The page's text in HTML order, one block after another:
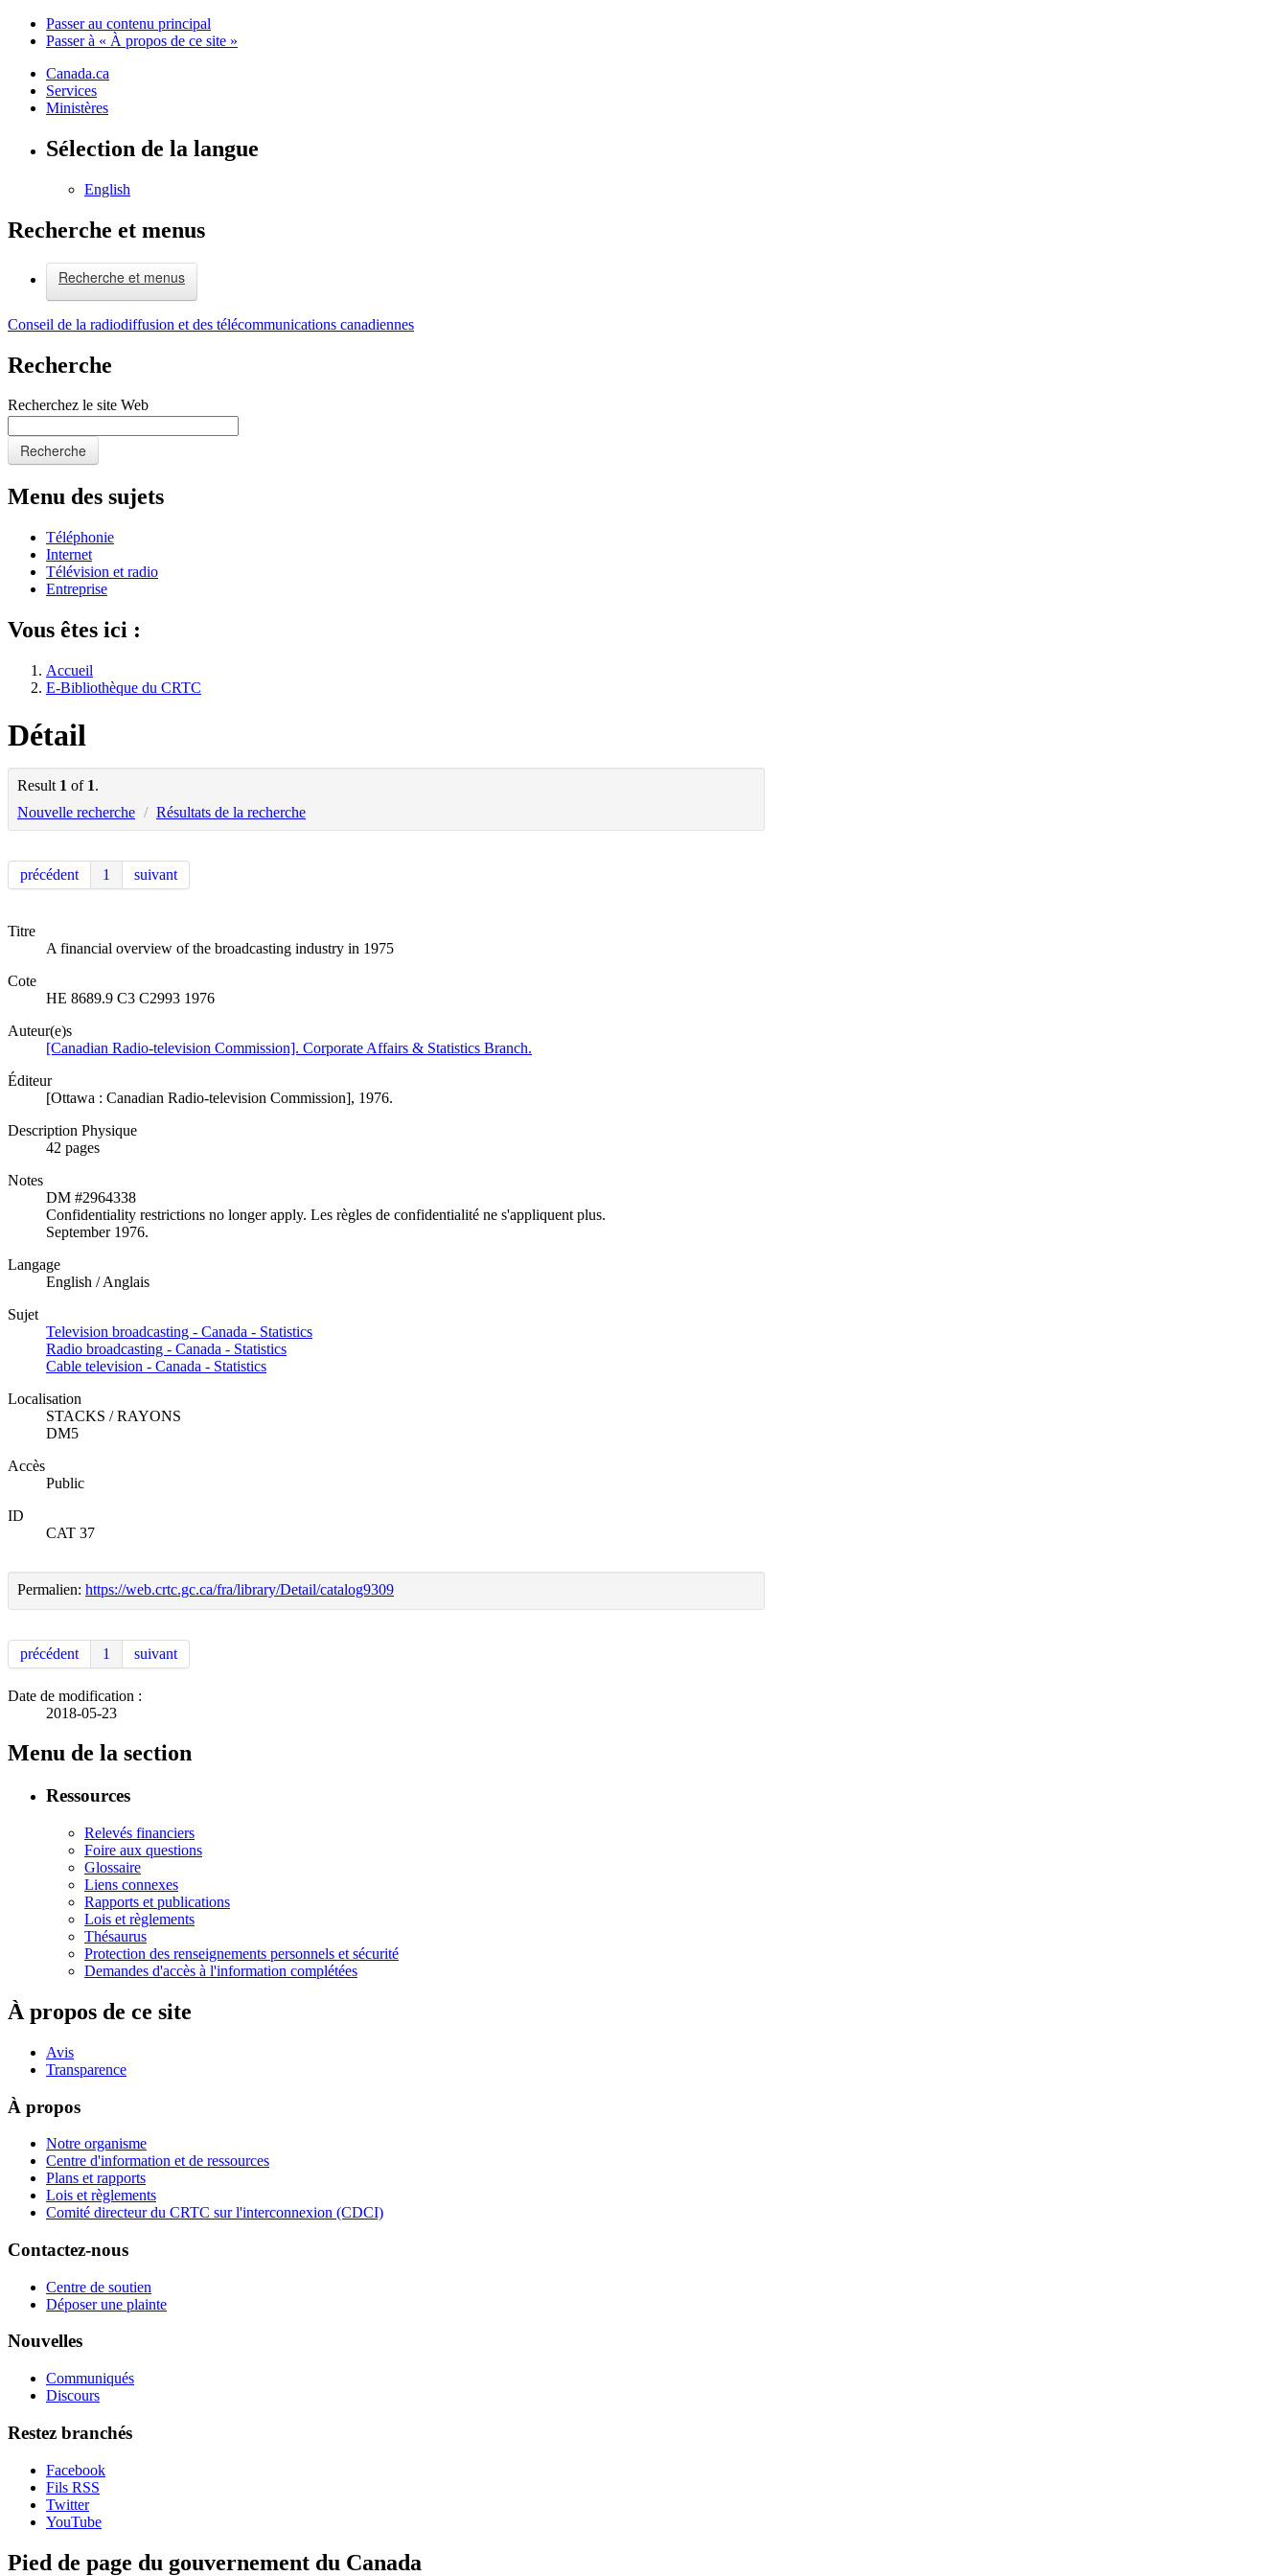
Passer au contenu principal
Passer à « À propos de ce site »
Canada.ca
Services
Ministères
Sélection de la langue
English
Recherche et menus
Recherche et menus
Conseil de la radiodiffusion et des télécommunications canadiennes
Recherche
Recherchez le site Web
Recherche
Menu des sujets
Téléphonie
Internet
Télévision et radio
Entreprise
Vous êtes ici :
Accueil
E-Bibliothèque du CRTC
Détail
Result 1 of 1.
Nouvelle recherche / Résultats de la recherche
précédent 1 suivant
Titre
A financial overview of the broadcasting industry in 1975
Cote
HE 8689.9 C3 C2993 1976
Auteur(e)s
[Canadian Radio-television Commission]. Corporate Affairs & Statistics Branch.
Éditeur
[Ottawa : Canadian Radio-television Commission], 1976.
Description Physique
42 pages
Notes
DM #2964338
Confidentiality restrictions no longer apply. Les règles de confidentialité ne s'appliquent plus.
September 1976.
Langage
English / Anglais
Sujet
Television broadcasting - Canada - Statistics
Radio broadcasting - Canada - Statistics
Cable television - Canada - Statistics
Localisation
STACKS / RAYONS
DM5
Accès
Public
ID
CAT 37
Permalien: https://web.crtc.gc.ca/fra/library/Detail/catalog9309
précédent 1 suivant
Date de modification :
2018-05-23
Menu de la section
Ressources
Relevés financiers
Foire aux questions
Glossaire
Liens connexes
Rapports et publications
Lois et règlements
Thésaurus
Protection des renseignements personnels et sécurité
Demandes d'accès à l'information complétées
À propos de ce site
Avis
Transparence
À propos
Notre organisme
Centre d'information et de ressources
Plans et rapports
Lois et règlements
Comité directeur du CRTC sur l'interconnexion (CDCI)
Contactez-nous
Centre de soutien
Déposer une plainte
Nouvelles
Communiqués
Discours
Restez branchés
Facebook
Fils RSS
Twitter
YouTube
Pied de page du gouvernement du Canada